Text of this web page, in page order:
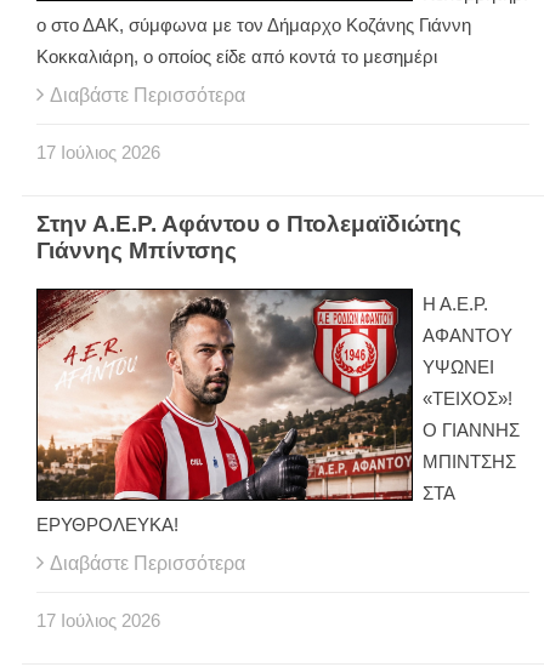
ο στο ΔΑΚ, σύμφωνα με τον Δήμαρχο Κοζάνης Γιάννη
Κοκκαλιάρη, ο οποίος είδε από κοντά το μεσημέρι
Διαβάστε Περισσότερα
17 Ιούλιος 2026
Στην Α.Ε.Ρ. Αφάντου ο Πτολεμαϊδιώτης
Γιάννης Μπίντσης
Η Α.Ε.Ρ.
ΑΦΑΝΤΟΥ
ΥΨΩΝΕΙ
«ΤΕΙΧΟΣ»!
Ο ΓΙΑΝΝΗΣ
ΜΠΙΝΤΣΗΣ
ΣΤΑ
ΕΡΥΘΡΟΛΕΥΚΑ!
Διαβάστε Περισσότερα
17 Ιούλιος 2026